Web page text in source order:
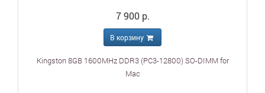
7 900 р.
В корзину
Kingston 8GB 1600MHz DDR3 (PC3-12800) SO-DIMM for
Mac